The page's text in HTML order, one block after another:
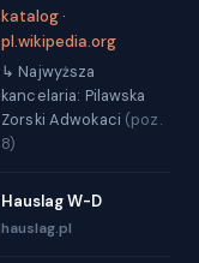
katalog ·
pl.wikipedia.org
↳ Najwyższa
kancelaria: Pilawska
Zorski Adwokaci (poz.
8)
Hauslag W-D
hauslag.pl